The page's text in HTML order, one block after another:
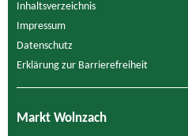
Inhaltsverzeichnis
Impressum
Datenschutz
Erklärung zur Barrierefreiheit
Markt Wolnzach